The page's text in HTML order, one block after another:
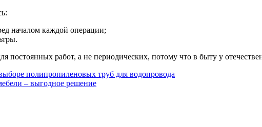
началом каждой операции;
постоянных работ, а не периодических, потому что в быту у
полипропиленовых труб для водопровода
– выгодное решение